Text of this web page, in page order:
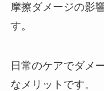
摩擦ダメージの影
す。
日常のケアでダメ
なメリットです。